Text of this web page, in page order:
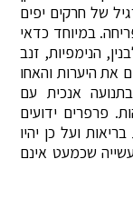
של חרקים יפים
במיוחד כדאי
הנימפיות, זנב
את היערות והאחו
אנכית עם
פרפרים ידועים
ועל כן יהיו
שכמעט אינם